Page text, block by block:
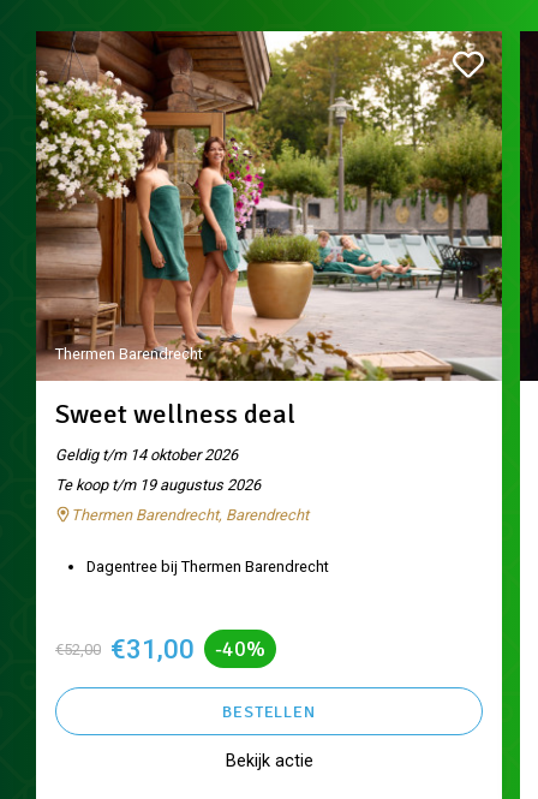
Thermen Barendrecht
Sweet wellness deal
Geldig t/m 14 oktober 2026
Te koop t/m 19 augustus 2026
Thermen Barendrecht, Barendrecht
Dagentree bij Thermen Barendrecht
€52,00 €31,00 -40%
BESTELLEN
Bekijk actie